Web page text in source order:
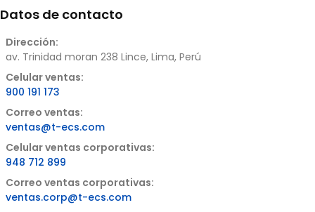
Datos de contacto
Dirección:
av. Trinidad moran 238 Lince, Lima, Perú
Celular ventas:
900 191 173
Correo ventas:
ventas@t-ecs.com
Celular ventas corporativas:
948 712 899
Correo ventas corporativas:
ventas.corp@t-ecs.com